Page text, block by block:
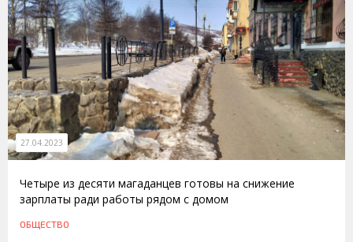
27.04.2023
Четыре из десяти магаданцев готовы на снижение
зарплаты ради работы рядом с домом
ОБЩЕСТВО